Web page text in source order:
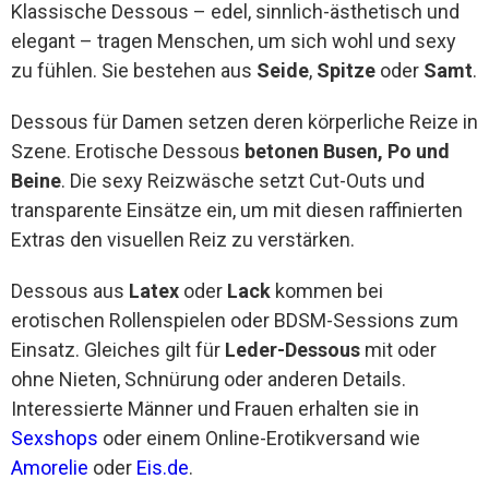
Klassische Dessous – edel, sinnlich-ästhetisch und
elegant – tragen Menschen, um sich wohl und sexy
zu fühlen. Sie bestehen aus Seide, Spitze oder Samt.
Dessous für Damen setzen deren körperliche Reize in
Szene. Erotische Dessous betonen Busen, Po und
Beine. Die sexy Reizwäsche setzt Cut-Outs und
transparente Einsätze ein, um mit diesen raffinierten
Extras den visuellen Reiz zu verstärken.
Dessous aus Latex oder Lack kommen bei
erotischen Rollenspielen oder BDSM-Sessions zum
Einsatz. Gleiches gilt für Leder-Dessous mit oder
ohne Nieten, Schnürung oder anderen Details.
Interessierte Männer und Frauen erhalten sie in
Sexshops oder einem Online-Erotikversand wie
Amorelie oder Eis.de.